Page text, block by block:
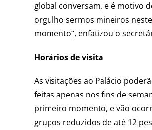
global conversam, e é motivo
orgulho sermos mineiros neste
momento”, enfatizou o
Horários de visita
As visitações ao Palácio
feitas apenas nos fins de
primeiro momento, e vão
grupos reduzidos de até 12